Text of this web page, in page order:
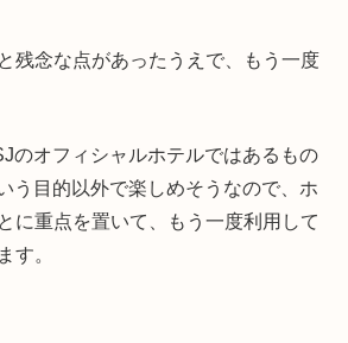
残念な点があったうえで、もう一度
のオフィシャルホテルではあるもの
う目的以外で楽しめそうなので、ホ
に重点を置いて、もう一度利用して
す。